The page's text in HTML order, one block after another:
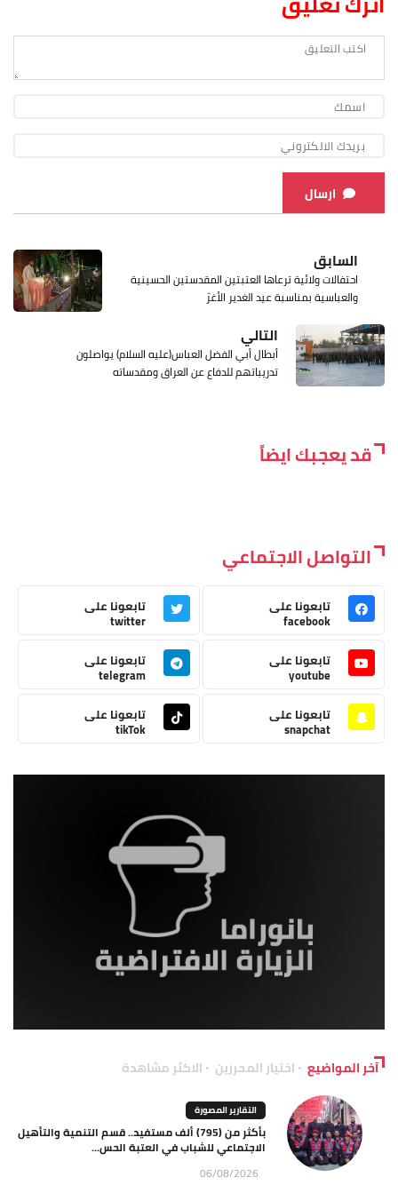
ارسال
السابق
احتفالات ولائية ترعاها العتبتين المقدستين الحسينية
والعباسية بمناسبة عيد الغدير الأغرّ
التالي
أبطال أبي الفضل العباس(عليه السلام) يواصلون
تدريباتهم للدفاع عن العراق ومقدساته
قد يعجبك ايضاً
التواصل الاجتماعي
تابعونا على
facebook
تابعونا على
twitter
تابعونا على
youtube
تابعونا على
telegram
تابعونا على
snapchat
تابعونا على
tikTok
آخر المواضيع اختيار المحررين الاكثر مشاهدة
التقارير المصورة
بأكثر من (795) ألف مستفيد.. قسم التنمية والتأهيل
الاجتماعي للشباب في العتبة الحس...
06/08/2026